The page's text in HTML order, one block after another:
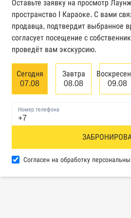
Федерального казначейства
Картотека арбитражных
арбитражного суда
Единый федеральный реестр
банкротстве юридических
Реестр товарных знаков и
База исполнительного
Оставьте заявку на просмотр
пространство I Караоке. С вами
продавца, подтвердит выбранное
согласует посещение с
проведёт вам экскурсию.
Сегодня
07.08
Завтра
08.08
09.08
Номер телефона
Согласен на обработку